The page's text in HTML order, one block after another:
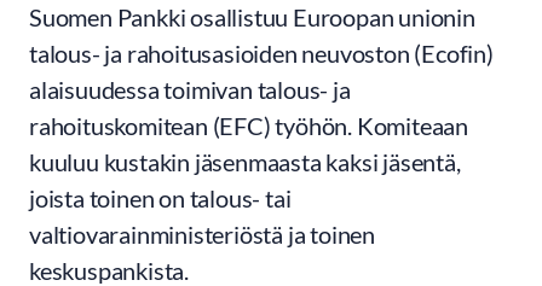
Suomen Pankki osallistuu Euroopan unionin
talous- ja rahoitusasioiden neuvoston (Ecofin)
alaisuudessa toimivan talous- ja
rahoituskomitean (EFC) työhön. Komiteaan
kuuluu kustakin jäsenmaasta kaksi jäsentä,
joista toinen on talous- tai
valtiovarainministeriöstä ja toinen
keskuspankista.